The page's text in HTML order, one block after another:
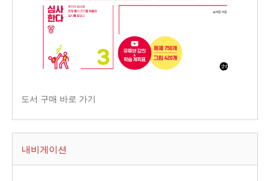
도서 구매 바로 가기
내비게이션